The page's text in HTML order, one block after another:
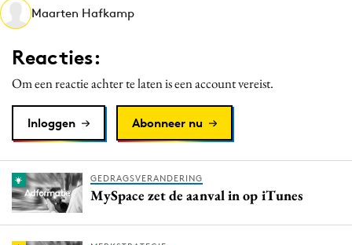
Media
Merkstrategie
Programmatic
Purpose Marketing
Reputatie & crisis
Maarten Hafkamp
Reacties:
Om een reactie achter te laten is een account vereist.
Inloggen Abonneer nu
GEDRAGSVERANDERING
MySpace zet de aanval in op iTunes